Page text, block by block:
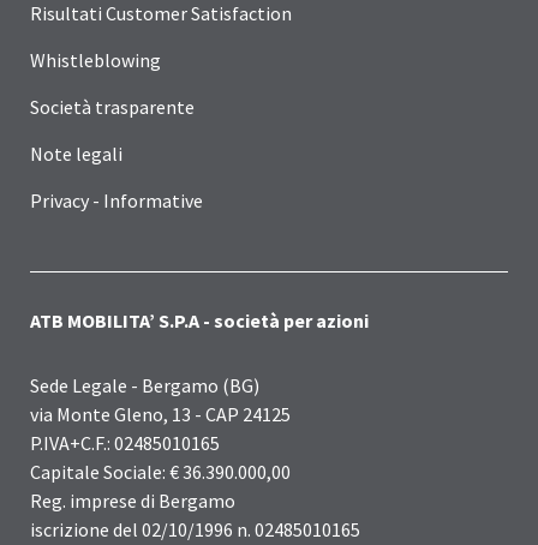
Risultati Customer Satisfaction
Whistleblowing
Società trasparente
Note legali
Privacy - Informative
ATB MOBILITA’ S.P.A - società per azioni
Sede Legale - Bergamo (BG)
via Monte Gleno, 13 - CAP 24125
P.IVA+C.F.: 02485010165
Capitale Sociale: € 36.390.000,00
Reg. imprese di Bergamo
iscrizione del 02/10/1996 n. 02485010165